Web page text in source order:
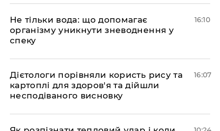
Не тільки вода: що допомагає
організму уникнути зневоднення у
спеку
16:10
Дієтологи порівняли користь рису та
картоплі для здоров'я та дійшли
несподіваного висновку
16:07